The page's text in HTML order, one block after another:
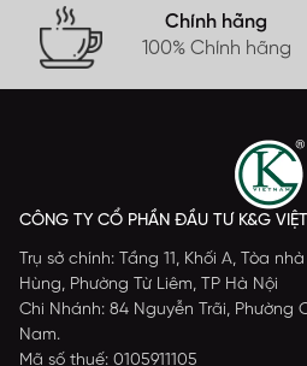
Chính hãng
100% Chính hãng
CÔNG TY CỔ PHẦN ĐẦU TƯ K&G
Trụ sở chính: Tầng 11, Khối A, Tòa
Hùng, Phường Từ Liêm, TP Hà Nội
Chi Nhánh: 84 Nguyễn Trãi, Phường
Nam.
Mã số thuế: 0105911105